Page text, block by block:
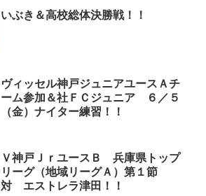
いぶき＆高校総体決勝戦！！
ヴィッセル神戸ジュニアユースＡチ
ーム参加＆社ＦＣジュニア ６／５
（金）ナイター練習！！
Ｖ神戸ＪｒユースＢ 兵庫県トップ
リーグ（地域リーグＡ）第１節
対 エストレラ津田！！